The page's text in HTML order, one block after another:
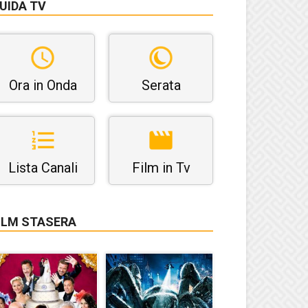
TV
Ora in Onda Serata
Lista Canali Film in Tv
STASERA